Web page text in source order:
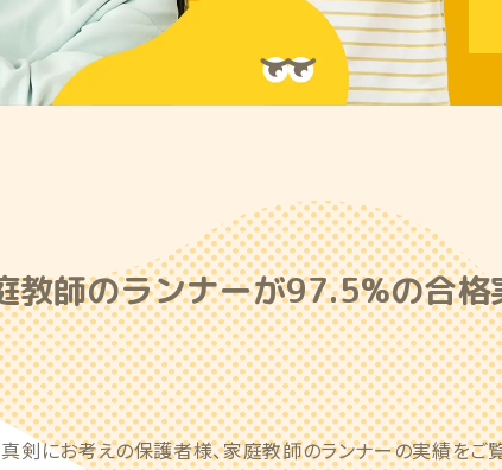
教師のランナーが97.5%の合格
にお考えの保護者様、家庭教師のランナーの実績をご覧